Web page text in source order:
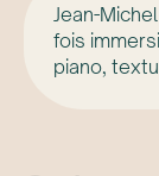
Jean-
fois
piano,